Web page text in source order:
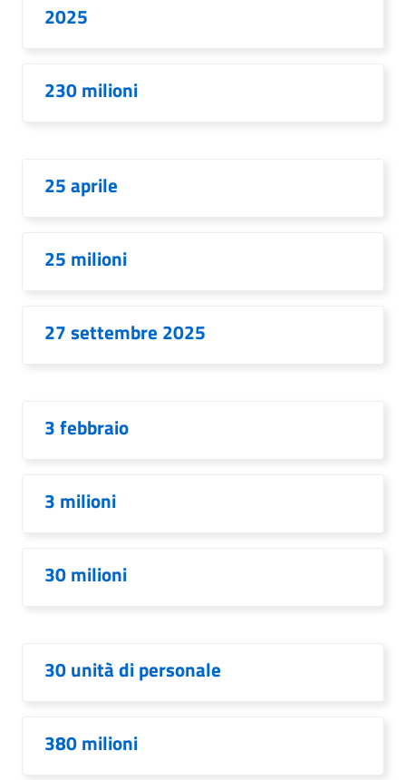
2025
230 milioni
25 aprile
25 milioni
27 settembre 2025
3 febbraio
3 milioni
30 milioni
30 unità di personale
380 milioni